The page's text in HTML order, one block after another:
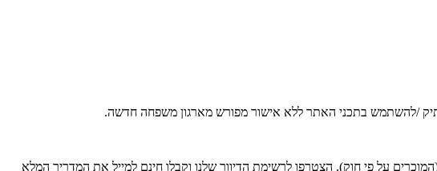
/להשתמש בתכני האתר ללא אישור מפורש מארגון משפחה חדשה.
על פי חוק). הצטרפו לרשימת הדיוור שלנו וקבלו חינם למייל את המדריך המלא